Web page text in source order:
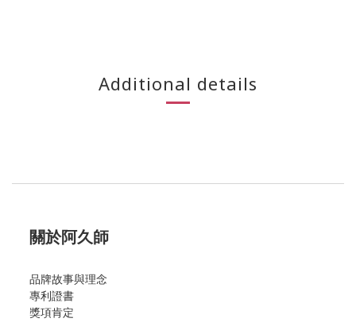
Additional details
關於阿久師
品牌故事與理念
專利證書
獎項肯定